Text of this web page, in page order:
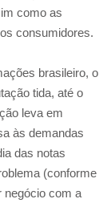
como as
consumidores.
brasileiro, o
tida, até o
leva em
às demandas
das notas
(conforme
negócio com a